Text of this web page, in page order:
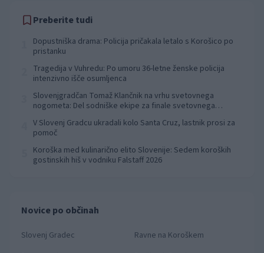
Preberite tudi
Dopustniška drama: Policija pričakala letalo s Korošico po
pristanku
Tragedija v Vuhredu: Po umoru 36-letne ženske policija
intenzivno išče osumljenca
Slovenjgradčan Tomaž Klančnik na vrhu svetovnega
nogometa: Del sodniške ekipe za finale svetovnega
V Slovenj Gradcu ukradali kolo Santa Cruz, lastnik prosi za
pomoč
Koroška med kulinarično elito Slovenije: Sedem koroških
gostinskih hiš v vodniku Falstaff 2026
Novice po občinah
Slovenj Gradec
Ravne na Koroškem